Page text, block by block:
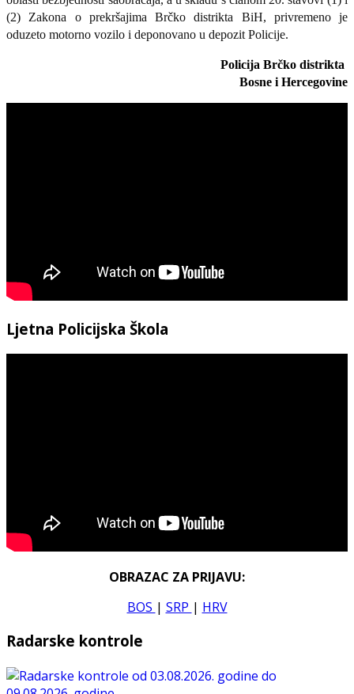
(2) Zakona o prekršajima Brčko distrikta BiH, privremeno je
oduzeto motorno vozilo i deponovano u depozit Policije.
Policija Brčko distrikta
Bosne i Hercegovine
Ljetna Policijska Škola
OBRAZAC ZA PRIJAVU:
BOS | SRP | HRV
Radarske kontrole